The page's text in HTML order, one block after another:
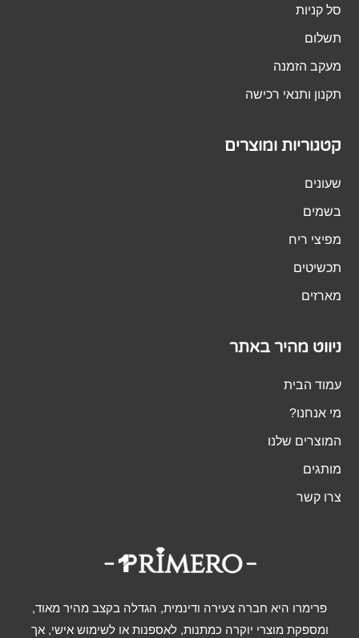
סל קניות
תשלום
מעקב הזמנה
תקנון ותנאי רכישה
קטגוריות ומוצרים
שעונים
בשמים
מפיצי ריח
תכשיטים
מארזים
ניווט מהיר באתר
עמוד הבית
מי אנחנו?
המוצרים שלנו
מותגים
צרו קשר
פרימרו היא חברה צעירה ודינמית, הגדלה בקצב מהיר מאוד,
ומספקת מוצרי יוקרה כמתנות, לאספנות או לשימוש אישי, אך